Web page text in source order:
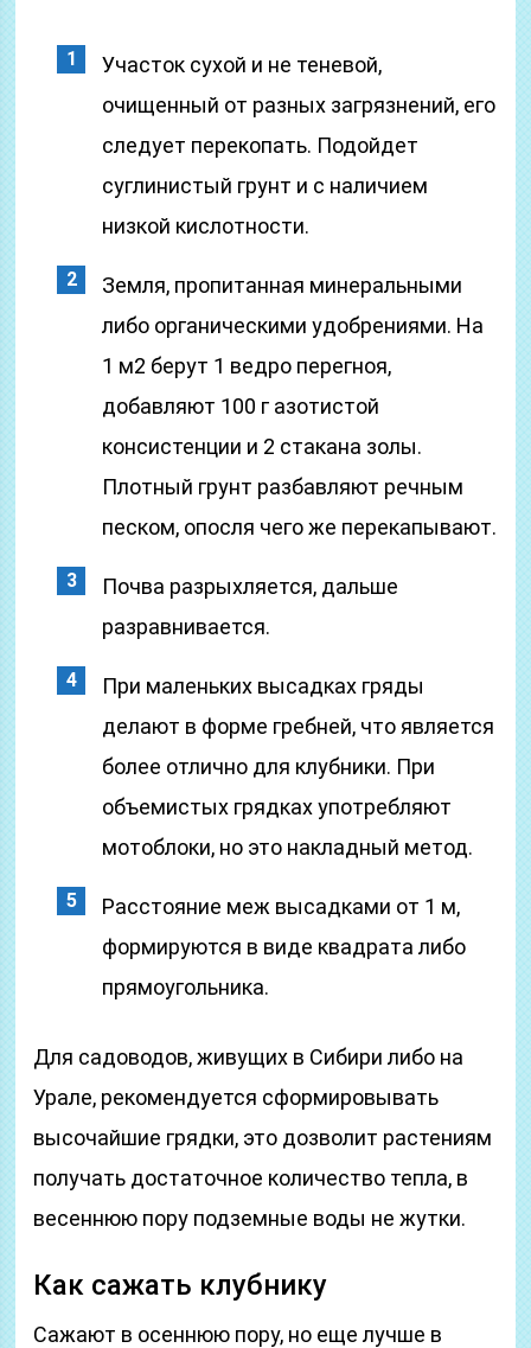
Участок сухой и не теневой,
очищенный от разных загрязнений, его
следует перекопать. Подойдет
суглинистый грунт и с наличием
низкой кислотности.
Земля, пропитанная минеральными
либо органическими удобрениями. На
1 м2 берут 1 ведро перегноя,
добавляют 100 г азотистой
консистенции и 2 стакана золы.
Плотный грунт разбавляют речным
песком, опосля чего же перекапывают.
Почва разрыхляется, дальше
разравнивается.
При маленьких высадках гряды
делают в форме гребней, что является
более отлично для клубники. При
объемистых грядках употребляют
мотоблоки, но это накладный метод.
Расстояние меж высадками от 1 м,
формируются в виде квадрата либо
прямоугольника.
Для садоводов, живущих в Сибири либо на
Урале, рекомендуется сформировывать
высочайшие грядки, это дозволит растениям
получать достаточное количество тепла, в
весеннюю пору подземные воды не жутки.
Как сажать клубнику
Сажают в осеннюю пору, но еще лучше в